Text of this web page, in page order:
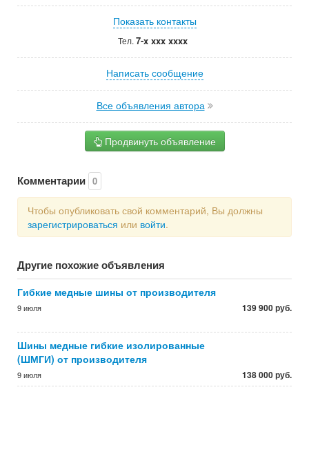
Показать контакты
Тел. 7-x xxx xxxx
Написать сообщение
Все объявления автора
Продвинуть объявление
Комментарии 0
Чтобы опубликовать свой комментарий, Вы должны
зарегистрироваться или войти.
Другие похожие объявления
Гибкие медные шины от производителя
9 июля 139 900 руб.
Шины медные гибкие изолированные
(ШМГИ) от производителя
9 июля 138 000 руб.